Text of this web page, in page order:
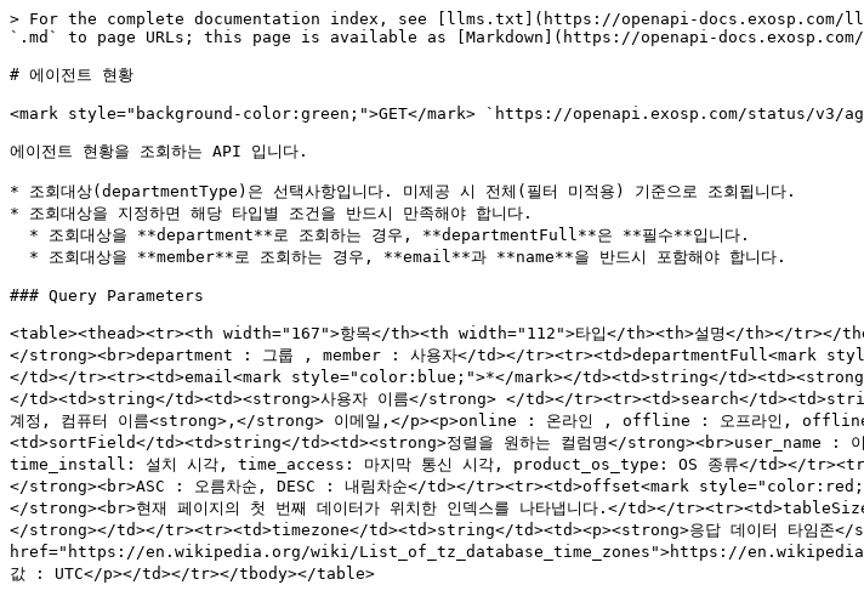
> For the complete documentation index, see [llms.txt](https://openapi-docs.exosp.com/
`.md` to page URLs; this page is available as [Markdown](https://openapi-
# 에이전트 현황
<mark style="background-color:green;">GET</mark> `https://openapi.exosp.com/status/v3/
에이전트 현황을 조회하는 API 입니다.
* 조회대상(departmentType)은 선택사항입니다. 미제공 시 전체(필터 미적용) 기준으로 조회됩니다.
* 조회대상을 지정하면 해당 타입별 조건을 반드시 만족해야 합니다.
### Query Parameters
<table><thead><tr><th width="167">항목</th><th width="112">타입</th><th>설명</th></tr></
</strong><br>department : 그룹 , member : 사용자</td></tr><tr><td>departmentFull<mark
</td></tr><tr><td>email<mark style="color:blue;">*</mark></td><td>string</
</td><td>string</td><td><strong>사용자 이름</strong> </td></tr><tr><td>search</
계정, 컴퓨터 이름<strong>,</strong> 이메일,</p><p>online : 온라인 , offline : 오프라인,
<td>sortField</td><td>string</td><td><strong>정렬을 원하는 컬럼명</strong><br>user_name :
time_install: 설치 시각, time_access: 마지막 통신 시각, product_os_type: OS 종류</td></
</strong><br>ASC : 오름차순, DESC : 내림차순</td></tr><tr><td>offset<mark
</strong><br>현재 페이지의 첫 번째 데이터가 위치한 인덱스를 나타냅니다.</td></
</strong></td></tr><tr><td>timezone</td><td>string</td><td><p><strong>응답 데이터 타임존</
href="https://en.wikipedia.org/wiki/List_of_tz_database_time_zones">https://
값 : UTC</p></td></tr></tbody></table>